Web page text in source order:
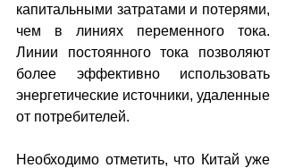
капитальными затратами и потерями,
чем в линиях переменного тока.
Линии постоянного тока позволяют
более эффективно использовать
энергетические источники, удаленные
от потребителей.
Необходимо отметить, что Китай уже